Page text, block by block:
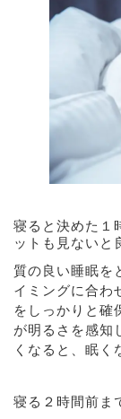
寝ると決めた１
ットも見ないと
質の良い睡眠を
イミングに合わ
をしっかりと確
が明るさを感知
くなると、眠く
寝る２時間前ま